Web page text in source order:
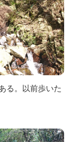
る。以前歩いた